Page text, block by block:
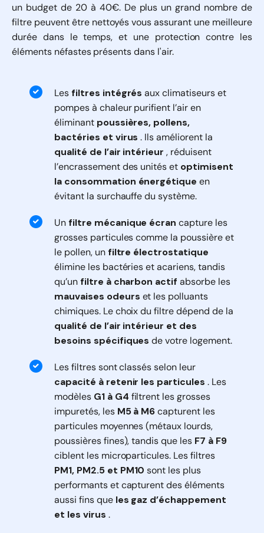
un budget de 20 à 40€. De plus un grand nombre de
filtre peuvent être nettoyés vous assurant une meilleure
durée dans le temps, et une protection contre les
éléments néfastes présents dans l'air.
Lesfiltres intégrés aux climatiseurs et
pompes à chaleur purifient l’air en
éliminant poussières, pollens,
bactéries et virus . Ils améliorent la
qualité de l’air intérieur , réduisent
l’encrassement des unités et optimisent
la consommation énergétique en
évitant la surchauffe du système.
Unfiltre mécanique écran capture les
grosses particules comme la poussière et
le pollen, unfiltre électrostatique
élimine les bactéries et acariens, tandis
qu’unfiltre à charbon actif absorbe les
mauvaises odeurs et les polluants
chimiques. Le choix du filtre dépend de la
qualité de l’air intérieur et des
besoins spécifiques de votre logement.
Les filtres sont classés selon leur
capacité à retenir les particules . Les
modèles G1 à G4 filtrent les grosses
impuretés, les M5 à M6capturent les
particules moyennes (métaux lourds,
poussières fines), tandis que les F7 à F9
ciblent les microparticules. Les filtres
PM1, PM2.5 et PM10 sont les plus
performants et capturent des éléments
aussi fins que les gaz d’échappement
et les virus .